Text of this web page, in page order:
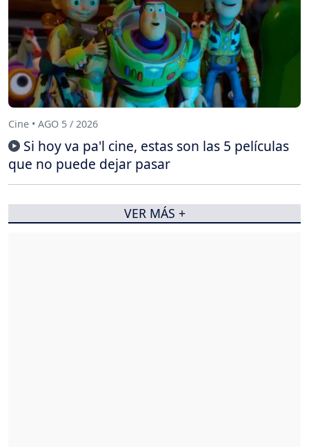
Cine • AGO 5 / 2026
Si hoy va pa'l cine, estas son las 5 películas
que no puede dejar pasar
VER MÁS +